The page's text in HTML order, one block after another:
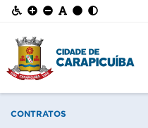
CONTRATOS